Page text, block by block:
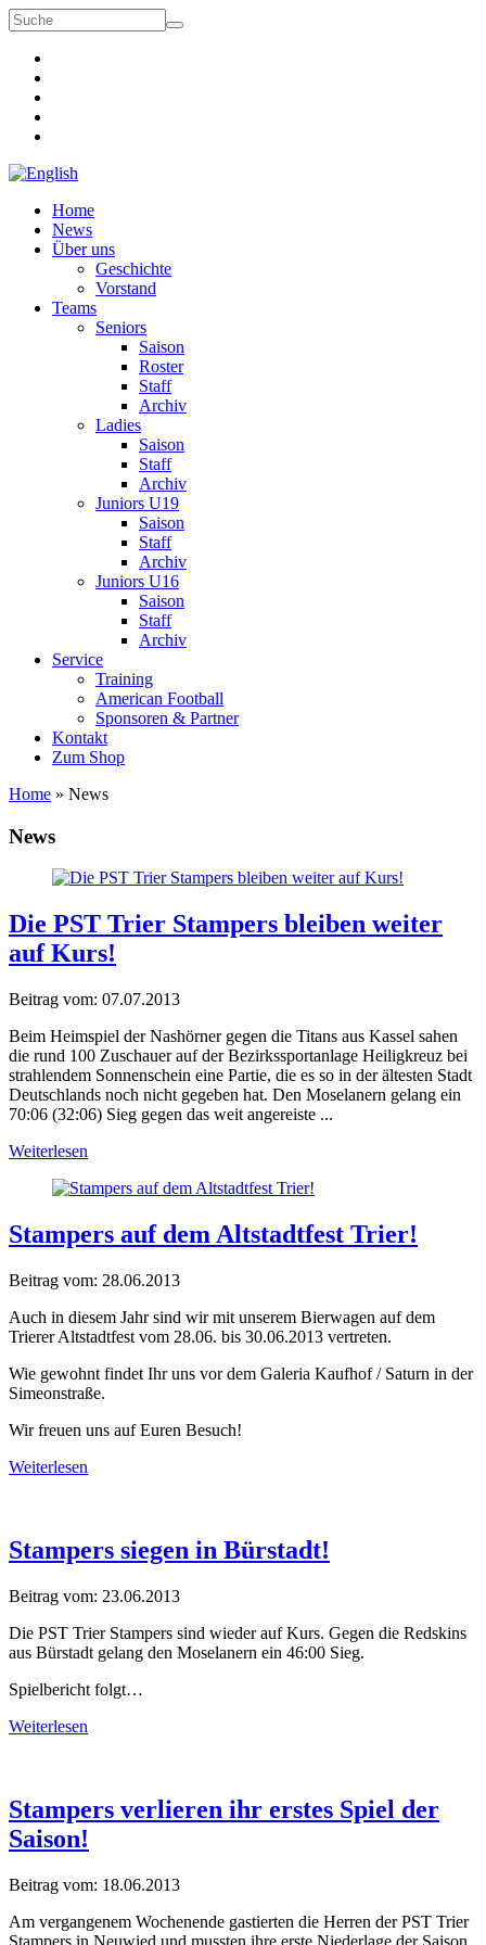
Home
News
Über uns
Geschichte
Vorstand
Teams
Seniors
Saison
Roster
Staff
Archiv
Ladies
Saison
Staff
Archiv
Juniors U19
Saison
Staff
Archiv
Juniors U16
Saison
Staff
Archiv
Service
Training
American Football
Sponsoren & Partner
Kontakt
Zum Shop
Home » News
News
Die PST Trier Stampers bleiben weiter
auf Kurs!
Beitrag vom: 07.07.2013
Beim Heimspiel der Nashörner gegen die Titans aus Kassel sahen
die rund 100 Zuschauer auf der Bezirkssportanlage Heiligkreuz bei
strahlendem Sonnenschein eine Partie, die es so in der ältesten Stadt
Deutschlands noch nicht gegeben hat. Den Moselanern gelang ein
70:06 (32:06) Sieg gegen das weit angereiste ...
Weiterlesen
Stampers auf dem Altstadtfest Trier!
Beitrag vom: 28.06.2013
Auch in diesem Jahr sind wir mit unserem Bierwagen auf dem
Trierer Altstadtfest vom 28.06. bis 30.06.2013 vertreten.
Wie gewohnt findet Ihr uns vor dem Galeria Kaufhof / Saturn in der
Simeonstraße.
Wir freuen uns auf Euren Besuch!
Weiterlesen
Stampers siegen in Bürstadt!
Beitrag vom: 23.06.2013
Die PST Trier Stampers sind wieder auf Kurs. Gegen die Redskins
aus Bürstadt gelang den Moselanern ein 46:00 Sieg.
Spielbericht folgt…
Weiterlesen
Stampers verlieren ihr erstes Spiel der
Saison!
Beitrag vom: 18.06.2013
Am vergangenem Wochenende gastierten die Herren der PST Trier
Stampers in Neuwied und mussten ihre erste Niederlage der Saison